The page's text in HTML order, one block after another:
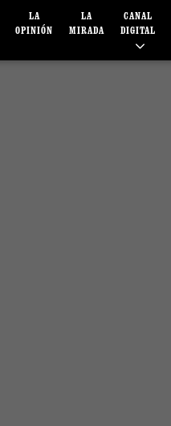
LA
OPINIÓN
LA
MIRADA
CANAL
DIGITAL